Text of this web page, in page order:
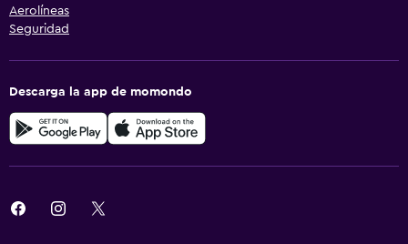
Aerolíneas
Seguridad
Descarga la app de momondo